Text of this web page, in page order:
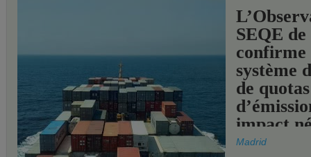
SEQE de
confirme
système
de quotas
impact
les ports
Madrid